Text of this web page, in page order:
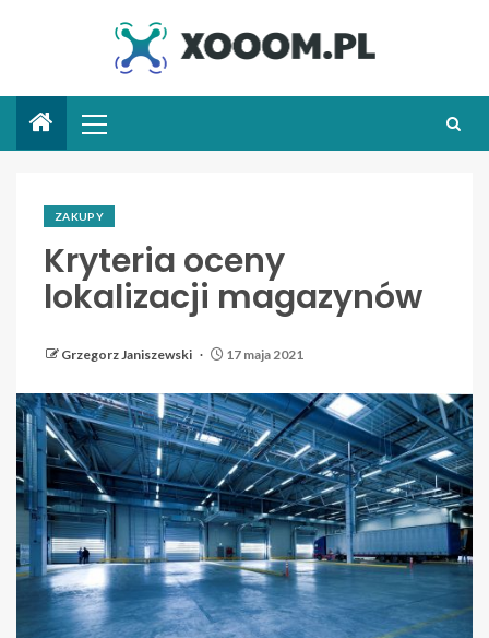
ZAKUPY
Kryteria oceny
lokalizacji magazynów
Grzegorz Janiszewski 17 maja 2021